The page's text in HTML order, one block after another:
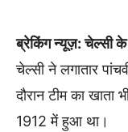
ब्रेकिंग न्यूज़: चेल्सी
चेल्सी ने लगातार
दौरान टीम का खाता
1912 में हुआ था।